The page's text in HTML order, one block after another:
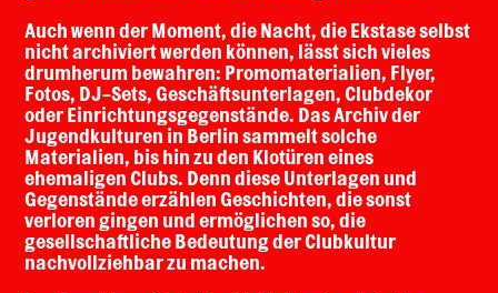
Auch wenn der Moment, die Nacht, die Ekstase selbst
nicht archiviert werden können, lässt sich vieles
drumherum bewahren: Promomaterialien, Flyer,
Fotos, DJ-Sets, Geschäftsunterlagen, Clubdekor
oder Einrichtungsgegenstände. Das Archiv der
Jugendkulturen in Berlin sammelt solche
Materialien, bis hin zu den Klotüren eines
ehemaligen Clubs. Denn diese Unterlagen und
Gegenstände erzählen Geschichten, die sonst
verloren gingen und ermöglichen so, die
gesellschaftliche Bedeutung der Clubkultur
nachvollziehbar zu machen.